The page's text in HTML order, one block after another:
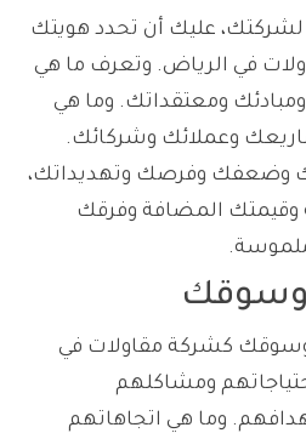
لشركتك، عليك أن تحدد هويتك
في الرياض. وتعرف ما هي
ومعتقداتك. وما هي
وعملائك وشركائك.
وضعفك وفرصك وتهديداتك،
وقيمتك المضافة وفرقك
وسوقك
كشركة مقاولات في
ومشاكلهم
وما هي اتجاهاتهم